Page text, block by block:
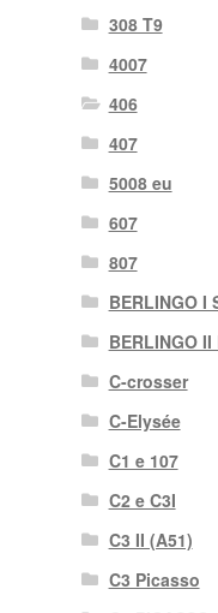
308 T9
4007
406
407
5008 eu
607
807
BERLINGO I
BERLINGO II
C-crosser
C-Elysée
C1 e 107
C2 e C3I
C3 II (A51)
C3 Picasso